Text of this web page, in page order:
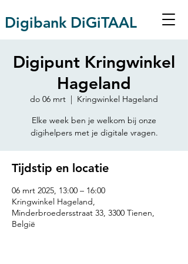
Digibank DiGiTAAL
Digipunt Kringwinkel
Hageland
do 06 mrt
  |
Kringwinkel Hageland
Elke week ben je welkom bij onze
digihelpers met je digitale vragen.
Tijdstip en locatie
06 mrt 2025, 13:00 – 16:00
Kringwinkel Hageland,
Minderbroedersstraat 33, 3300 Tienen,
België